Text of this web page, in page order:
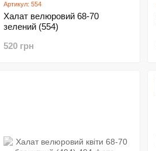
Артикул: 554
Халат велюровий 68-70
зелений (554)
520 грн